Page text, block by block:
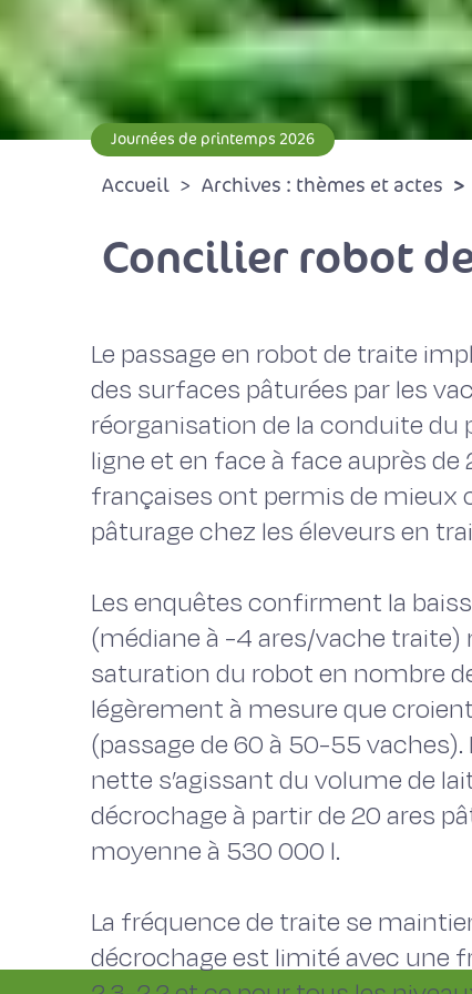
Journées de printemps 2026
Accueil Archives : thèmes et actes
Concilier robot
Le passage en robot de traite
des surfaces pâturées par les
réorganisation de la conduite du
ligne et en face à face auprès
françaises ont permis de mieux
pâturage chez les éleveurs en
Les enquêtes confirment la
(médiane à -4 ares/vache traite)
saturation du robot en nombre
légèrement à mesure que
(passage de 60 à 50-55
nette s’agissant du volume de
décrochage à partir de 20 ares
moyenne à 530 000 l.
La fréquence de traite se
décrochage est limité avec une